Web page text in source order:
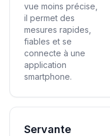
vue moins précise,
il permet des
mesures rapides,
fiables et se
connecte à une
application
smartphone.
Servante